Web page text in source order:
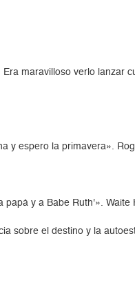
maravilloso verlo lanzar
y espero la primavera».
y a Babe Ruth'». Waite
sobre el destino y la